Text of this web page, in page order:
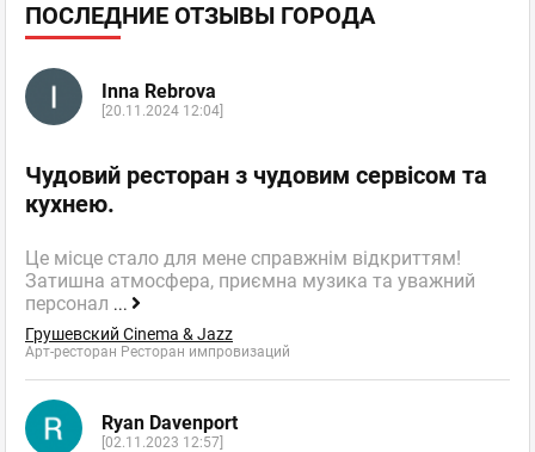
ПОСЛЕДНИЕ ОТЗЫВЫ ГОРОДА
Inna Rebrova
[20.11.2024 12:04]
Чудовий ресторан з чудовим сервісом та
кухнею.
Це місце стало для мене справжнім відкриттям!
Затишна атмосфера, приємна музика та уважний
персонал ...
Грушевский Cinema & Jazz
Арт-ресторан Ресторан импровизаций
Ryan Davenport
[02.11.2023 12:57]